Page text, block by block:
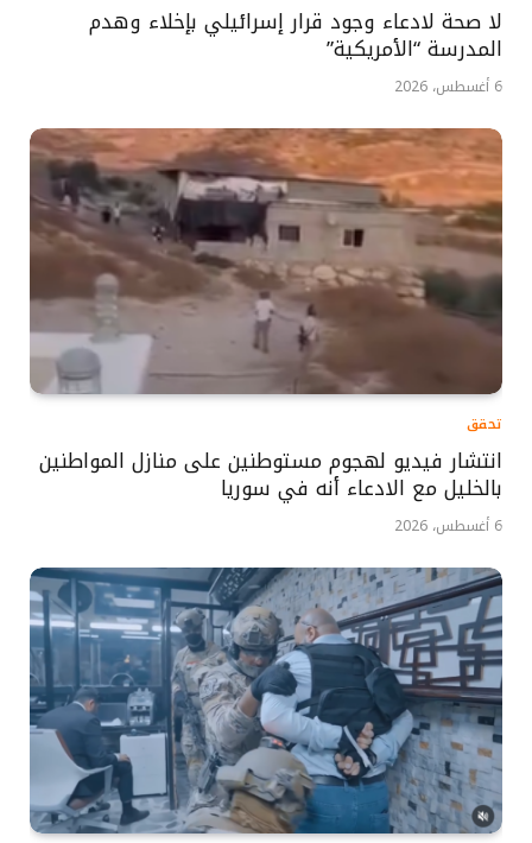
لا صحة لادعاء وجود قرار إسرائيلي بإخلاء وهدم
المدرسة “الأمريكية”
6 أغسطس، 2026
تحقق
انتشار فيديو لهجوم مستوطنين على منازل المواطنين
بالخليل مع الادعاء أنه في سوريا
6 أغسطس، 2026